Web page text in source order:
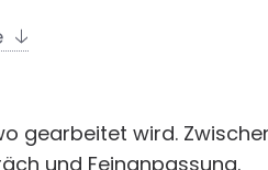
gearbeitet wird.
und Feinanpassung.